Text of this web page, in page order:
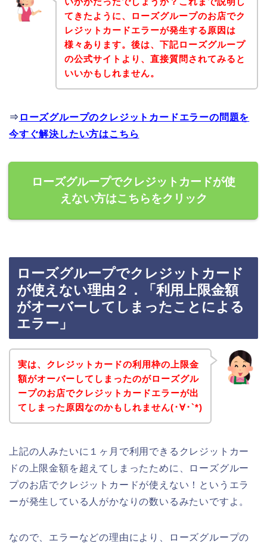
てきたように、ローズグループのお店でク
レジットカードエラーが発生する原因は
様々あります。後は、下記ローズグループ
の公式サイトより、直接質問されてみると
いいかもしれません。
⇒ ローズグループのクレジットカードエラーの問題を
今すぐ解決したい方はこちら
ローズグループでクレジットカードが使
えない方はこちらをクリック
ローズグループでクレジットカード
が使えない理由２．「利用上限金額
がオーバーしてしまったことによる
エラー」
実は、クレジットカードの利用枠の上限金
額がオーバーしてしまったのがローズグル
ープのお店でクレジットカードエラーが出
てしまった原因なのかもしれません(･∀･`*)
上記の人みたいに１ヶ月で利用できるクレジットカー
ドの上限金額を超えてしまったために、ローズグルー
プのお店でクレジットカードが使えない！というエラ
ーが発生している人がかなりの数いるみたいですよ。
なので、エラーなどの理由により、ローズグループの